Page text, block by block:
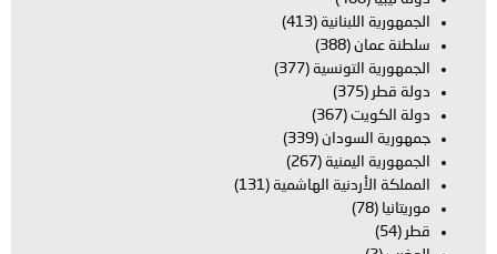
اللبنانية(413)
عمان(388)
التونسية(377)
(375)
الكويت(367)
السودان(339)
اليمنية(267)
الأردنية الهاشمية(131)